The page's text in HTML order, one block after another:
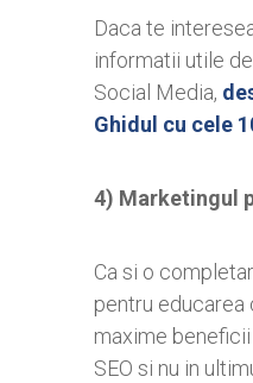
Daca te
informatii utile
Social Media,
Ghidul cu cele
4) Marketingul
Ca si o
pentru educarea
maxime
SEO si nu in